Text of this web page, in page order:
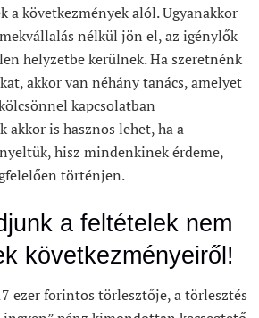
a következmények alól. Ugyanakkor
nélkül jön el, az igénylők
helyzetbe kerülnek. Ha szeretnénk
akkor van néhány tanács, amelyet
kapcsolatban
akkor is hasznos lehet, ha a
hisz mindenkinek érdeme,
történjen.
a feltételek nem
következményeiről!
ezer forintos törlesztője, a törlesztés